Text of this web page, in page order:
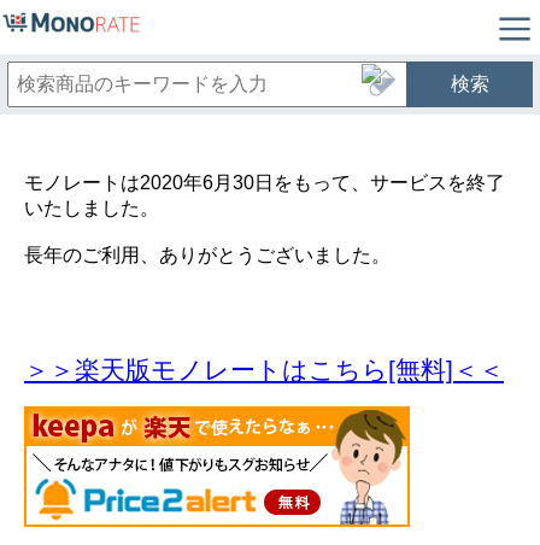
検索
モノレートは2020年6月30日をもって、サービスを終了
いたしました。
長年のご利用、ありがとうございました。
＞＞楽天版モノレートはこちら[無料]＜＜